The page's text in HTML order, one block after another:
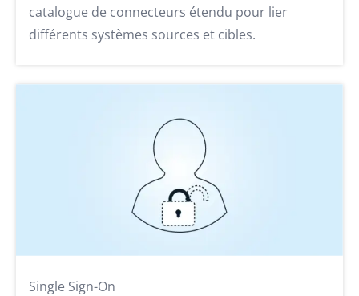
catalogue de connecteurs étendu pour lier
différents systèmes sources et cibles.
Single Sign-On